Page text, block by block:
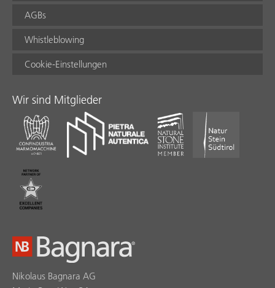
AGBs
Whistleblowing
Cookie-Einstellungen
Wir sind Mitglieder
Nikolaus Bagnara AG